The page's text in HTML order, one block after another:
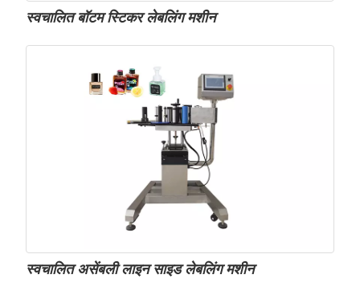
स्वचालित बॉटम स्टिकर लेबलिंग मशीन
स्वचालित असेंबली लाइन साइड लेबलिंग मशीन